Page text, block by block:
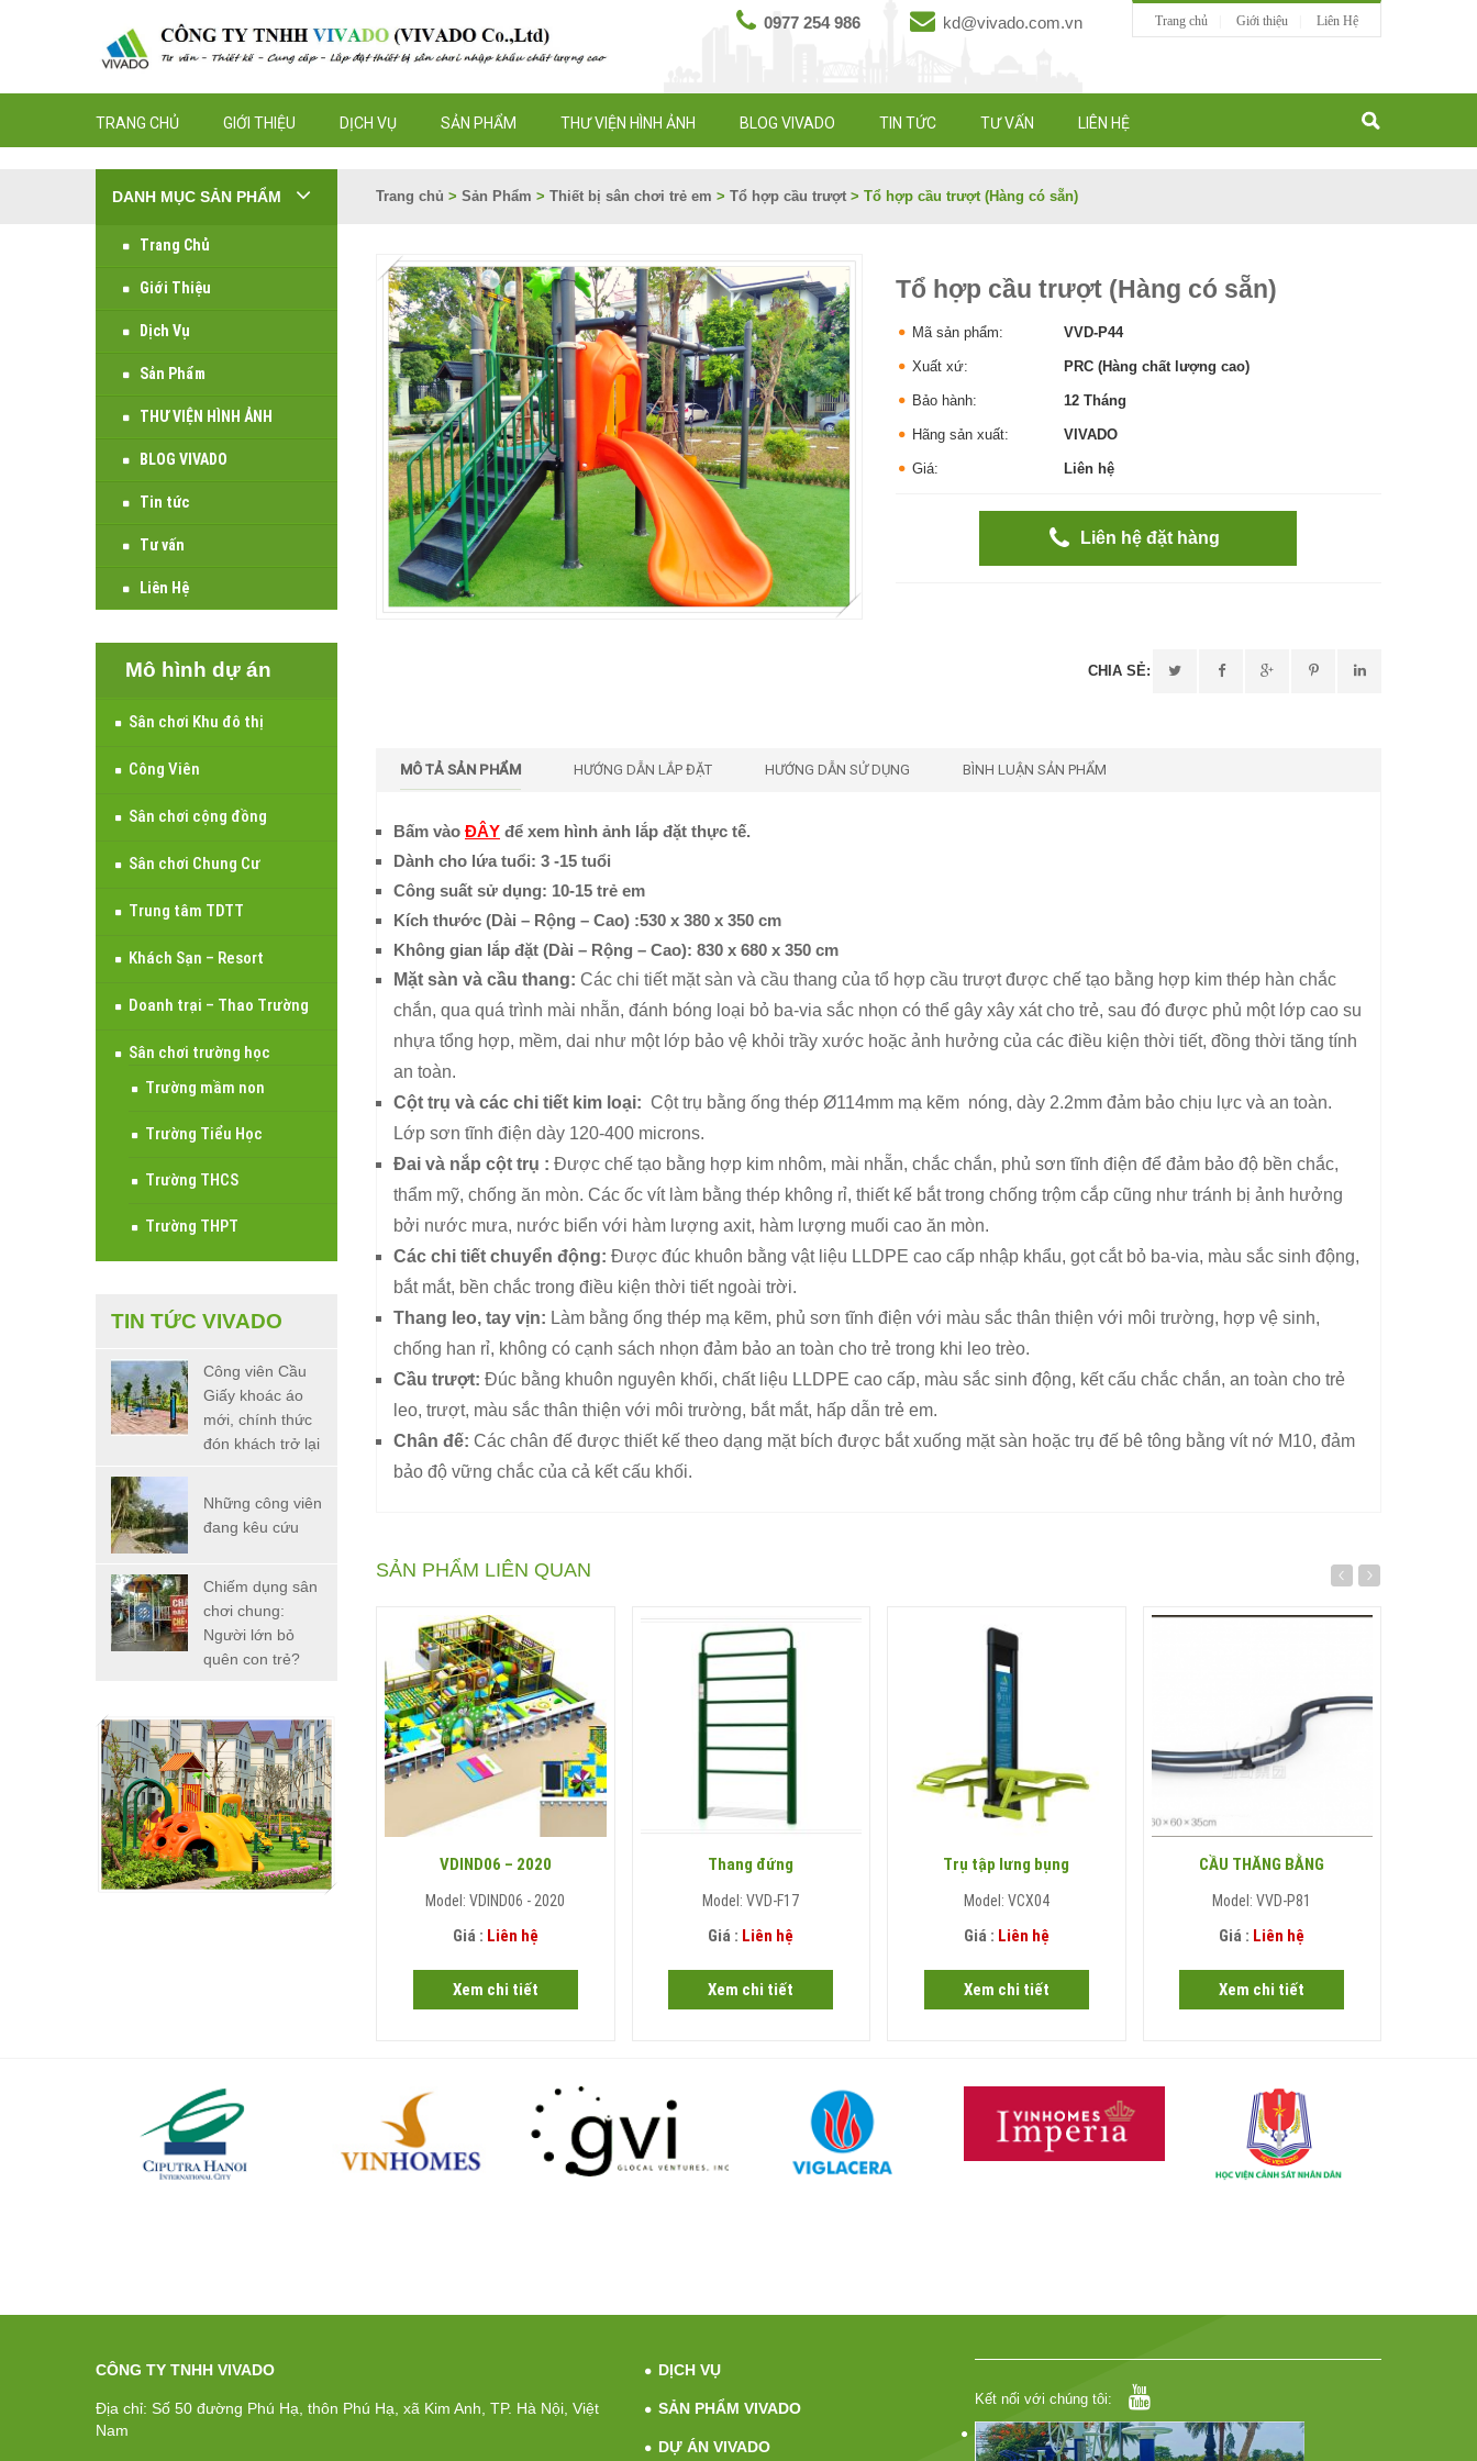
Trang chủ Giới thiệu Liên Hệ
0977 254 986 kd@vivado.com.vn
TRANG CHỦ GIỚI THIỆU DỊCH VỤ SẢN PHẨM THƯ VIỆN HÌNH ẢNH BLOG VIVADO TIN TỨC TƯ VẤN LIÊN HỆ
DANH MỤC SẢN PHẨM
Trang Chủ
Giới Thiệu
Dịch Vụ
Sản Phẩm
THƯ VIỆN HÌNH ẢNH
BLOG VIVADO
Tin tức
Tư vấn
Liên Hệ
Mô hình dự án
Sân chơi Khu đô thị
Công Viên
Sân chơi cộng đồng
Sân chơi Chung Cư
Trung tâm TDTT
Khách Sạn – Resort
Doanh trại – Thao Trường
Sân chơi trường học
Trường mầm non
Trường Tiểu Học
Trường THCS
Trường THPT
TIN TỨC VIVADO
Công viên Cầu
Giấy khoác áo
mới, chính thức
đón khách trở lại
Những công viên
đang kêu cứu
Chiếm dụng sân
chơi chung:
Người lớn bỏ
quên con trẻ?
Trang chủ > Sản Phẩm > Thiết bị sân chơi trẻ em > Tổ hợp cầu trượt > Tổ hợp cầu trượt (Hàng có sẵn)
Tổ hợp cầu trượt (Hàng có sẵn)
Mã sản phẩm: VVD-P44
Xuất xứ: PRC (Hàng chất lượng cao)
Bảo hành: 12 Tháng
Hãng sản xuất: VIVADO
Giá: Liên hệ
Liên hệ đặt hàng
CHIA SẺ:
MÔ TẢ SẢN PHẨM HƯỚNG DẪN LẮP ĐẶT HƯỚNG DẪN SỬ DỤNG BÌNH LUẬN SẢN PHẨM
Bấm vào ĐÂY để xem hình ảnh lắp đặt thực tế.
Dành cho lứa tuổi: 3 -15 tuổi
Công suất sử dụng: 10-15 trẻ em
Kích thước (Dài – Rộng – Cao) :530 x 380 x 350 cm
Không gian lắp đặt (Dài – Rộng – Cao): 830 x 680 x 350 cm
Mặt sàn và cầu thang: Các chi tiết mặt sàn và cầu thang của tổ hợp cầu trượt được chế tạo bằng hợp kim thép hàn chắc
chắn, qua quá trình mài nhẵn, đánh bóng loại bỏ ba-via sắc nhọn có thể gây xây xát cho trẻ, sau đó được phủ một lớp cao su
nhựa tổng hợp, mềm, dai như một lớp bảo vệ khỏi trầy xước hoặc ảnh hưởng của các điều kiện thời tiết, đồng thời tăng tính
an toàn.
Cột trụ và các chi tiết kim loại: Cột trụ bằng ống thép Ø114mm mạ kẽm nóng, dày 2.2mm đảm bảo chịu lực và an toàn.
Lớp sơn tĩnh điện dày 120-400 microns.
Đai và nắp cột trụ : Được chế tạo bằng hợp kim nhôm, mài nhẵn, chắc chắn, phủ sơn tĩnh điện để đảm bảo độ bền chắc,
thẩm mỹ, chống ăn mòn. Các ốc vít làm bằng thép không rỉ, thiết kế bắt trong chống trộm cắp cũng như tránh bị ảnh hưởng
bởi nước mưa, nước biển với hàm lượng axit, hàm lượng muối cao ăn mòn.
Các chi tiết chuyển động: Được đúc khuôn bằng vật liệu LLDPE cao cấp nhập khẩu, gọt cắt bỏ ba-via, màu sắc sinh động,
bắt mắt, bền chắc trong điều kiện thời tiết ngoài trời.
Thang leo, tay vịn: Làm bằng ống thép mạ kẽm, phủ sơn tĩnh điện với màu sắc thân thiện với môi trường, hợp vệ sinh,
chống han rỉ, không có cạnh sách nhọn đảm bảo an toàn cho trẻ trong khi leo trèo.
Cầu trượt: Đúc bằng khuôn nguyên khối, chất liệu LLDPE cao cấp, màu sắc sinh động, kết cấu chắc chắn, an toàn cho trẻ
leo, trượt, màu sắc thân thiện với môi trường, bắt mắt, hấp dẫn trẻ em.
Chân đế: Các chân đế được thiết kế theo dạng mặt bích được bắt xuống mặt sàn hoặc trụ đế bê tông bằng vít nớ M10, đảm
bảo độ vững chắc của cả kết cấu khối.
SẢN PHẨM LIÊN QUAN
Cát trắng VDIND06 – 2020
Model: VDIND06 - 2020
Giá : Liên hệ
Xem chi tiết
Thang đứng
Model: VVD-F17
Giá : Liên hệ
Xem chi tiết
Trụ tập lưng bụng
Model: VCX04
Giá : Liên hệ
Xem chi tiết
CẦU THĂNG BẰNG
Model: VVD-P81
Giá : Liên hệ
Xem chi tiết
CÔNG TY TNHH VIVADO
Địa chỉ: Số 50 đường Phú Hạ, thôn Phú Hạ, xã Kim Anh, TP. Hà Nội, Việt
Nam
DỊCH VỤ
SẢN PHẨM VIVADO
DỰ ÁN VIVADO
Kết nối với chúng tôi: